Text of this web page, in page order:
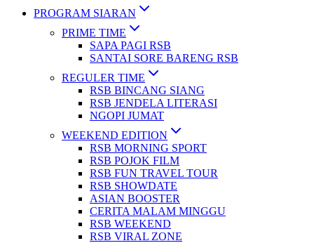
PROGRAM SIARAN
PRIME TIME
SAPA PAGI RSB
SANTAI SORE BARENG RSB
REGULER TIME
RSB BINCANG SIANG
RSB JENDELA LITERASI
NGOPI JUMAT
WEEKEND EDITION
RSB MORNING SPORT
RSB POJOK FILM
RSB FUN TRAVEL TOUR
RSB SHOWDATE
ASIAN BOOSTER
CERITA MALAM MINGGU
RSB WEEKEND
RSB VIRAL ZONE